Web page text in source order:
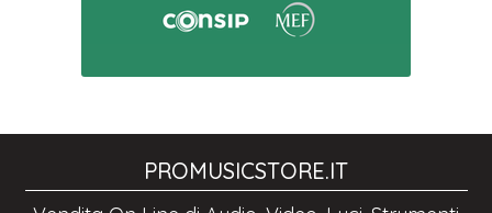
PROMUSICSTORE.IT